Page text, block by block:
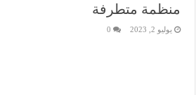
منظمة متطرفة
يوليو 2, 2023 0